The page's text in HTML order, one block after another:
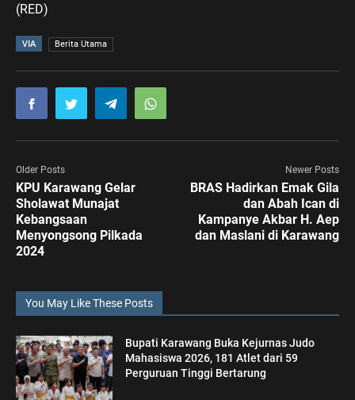
(RED)
VIA Berita Utama
Older Posts
KPU Karawang Gelar
Sholawat Munajat
Kebangsaan
Menyongsong Pilkada
2024
Newer Posts
BRAS Hadirkan Emak Gila
dan Abah Ican di
Kampanye Akbar H. Aep
dan Maslani di Karawang
You May Like These Posts
Bupati Karawang Buka Kejurnas Judo
Mahasiswa 2026, 181 Atlet dari 59
Perguruan Tinggi Bertarung